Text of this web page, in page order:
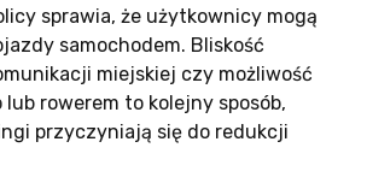
sprawia, że użytkownicy mogą
samochodem. Bliskość
miejskiej czy możliwość
lub rowerem to kolejny sposób,
przyczyniają się do redukcji